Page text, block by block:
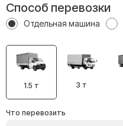
Способ перевозки
Отдельная машина
1.5 т 3 т
Что перевозить